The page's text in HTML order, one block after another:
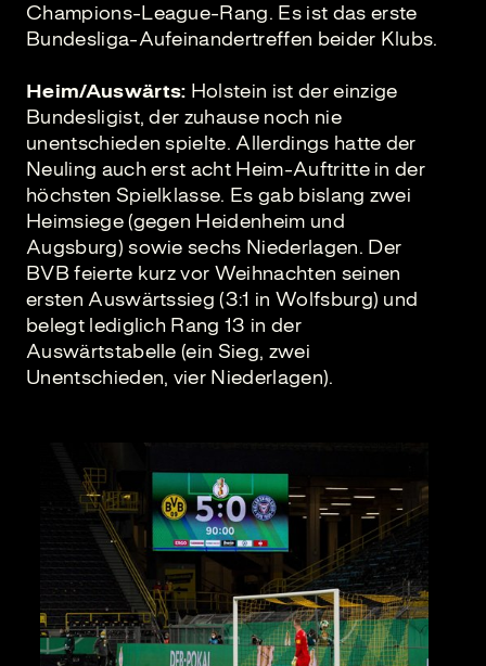
Champions-League-Rang. Es ist das erste
Bundesliga-Aufeinandertreffen beider Klubs.
Heim/Auswärts: Holstein ist der einzige
Bundesligist, der zuhause noch nie
unentschieden spielte. Allerdings hatte der
Neuling auch erst acht Heim-Auftritte in der
höchsten Spielklasse. Es gab bislang zwei
Heimsiege (gegen Heidenheim und
Augsburg) sowie sechs Niederlagen. Der
BVB feierte kurz vor Weihnachten seinen
ersten Auswärtssieg (3:1 in Wolfsburg) und
belegt lediglich Rang 13 in der
Auswärtstabelle (ein Sieg, zwei
Unentschieden, vier Niederlagen).